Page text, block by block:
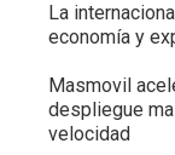
La
economía y
Masmovil
despliegue
velocidad